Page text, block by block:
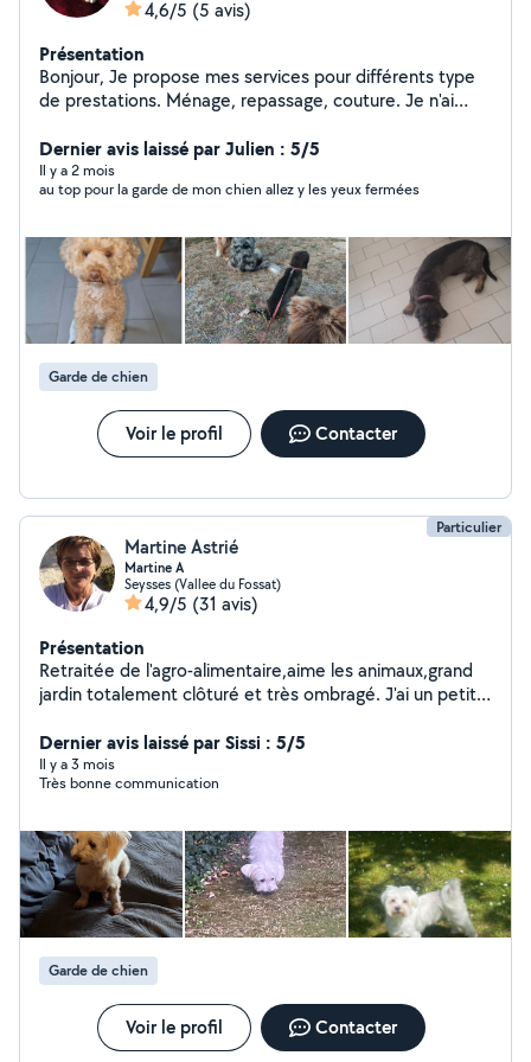
4,6/5 (5 avis)
Présentation
Bonjour, Je propose mes services pour différents type
de prestations. Ménage, repassage, couture. Je n'ai
un projet que j'aimerai pouvoir avoir si des personnes
ont besoin de mes services régulièrement.
Dernier avis laissé par Julien : 5/5
Il y a 2 mois
au top pour la garde de mon chien allez y les yeux fermées
Garde de chien
Voir le profil Contacter
Particulier
Martine Astrié
Martine A
Seysses (Vallee du Fossat)
4,9/5 (31 avis)
Présentation
Retraitée de l'agro-alimentaire,aime les animaux,grand
jardin totalement clôturé et très ombragé. J'ai un petit
animaux Câlins, affection et attention à tous mes petits
pensionnaires. Et mamie d'un adorable petit Marcel
Dernier avis laissé par Sissi : 5/5
Il y a 3 mois
Très bonne communication
Garde de chien
Voir le profil Contacter